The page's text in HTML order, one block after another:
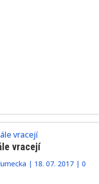
vracejí
| 18. 07. 2017| 0